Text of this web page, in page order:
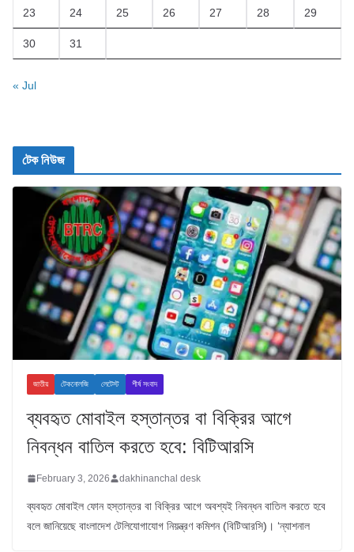
23 24 25 26 27 28 29
30 31
« Jul
টেক নিউজ
জাতীয় টেকনোলজি লেটেস্ট শীর্ষ সংবাদ
ব্যবহৃত মোবাইল হস্তান্তর বা বিক্রির আগে
নিবন্ধন বাতিল করতে হবে: বিটিআরসি
February 3, 2026 dakhinanchal desk
ব্যবহৃত মোবাইল ফোন হস্তান্তর বা বিক্রির আগে অবশ্যই নিবন্ধন বাতিল করতে হবে
বলে জানিয়েছে বাংলাদেশ টেলিযোগাযোগ নিয়ন্ত্রণ কমিশন (বিটিআরসি)। ‘ন্যাশনাল